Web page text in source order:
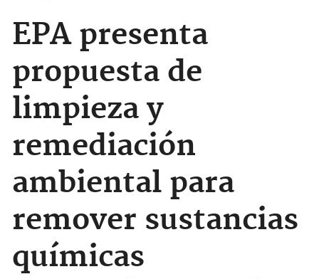
EPA presenta
propuesta de
limpieza y
remediación
ambiental para
remover sustancias
químicas